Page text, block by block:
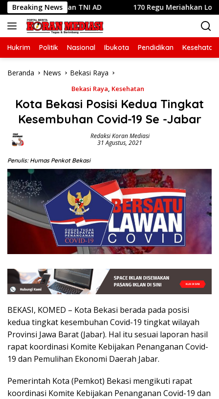
Langsung
ke
konten
Breaking News
dengan TNI AD 170 Regu Meriahkan Lomba Gerak
Hukrim Politik Nasional Ibukota Pendidikan Kesehatan
Beranda News Bekasi Raya
Bekasi Raya, Kesehatan
Kota Bekasi Posisi Kedua Tingkat
Kesembuhan Covid-19 Se -Jabar
Redaksi Koran Mediasi
31 Agustus, 2021
Penulis: Humas Penkot Bekasi
BEKASI, KOMED – Kota Bekasi berada pada posisi
kedua tingkat kesembuhan Covid-19 tingkat wilayah
Provinsi Jawa Barat (Jabar). Hal itu sesuai laporan hasil
rapat koordinasi Komite Kebijakan Penanganan Covid-
19 dan Pemulihan Ekonomi Daerah Jabar.
Pemerintah Kota (Pemkot) Bekasi mengikuti rapat
koordinasi Komite Kebijakan Penanganan Covid-19 dan